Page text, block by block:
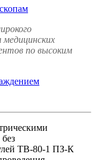
по высоким
ТВ-80-1 ПЗ-К